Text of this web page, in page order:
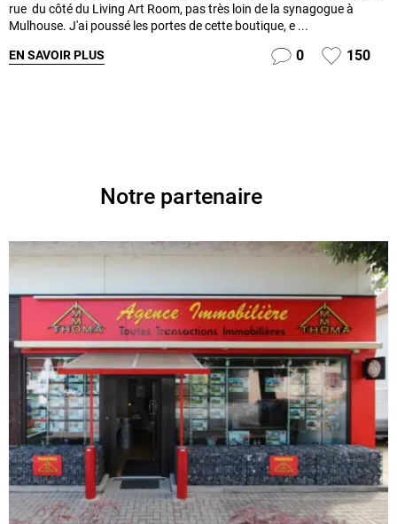
rue du côté du Living Art Room, pas très loin de la synagogue à
Mulhouse. J'ai poussé les portes de cette boutique, e ...
EN SAVOIR PLUS 0 150
Notre partenaire